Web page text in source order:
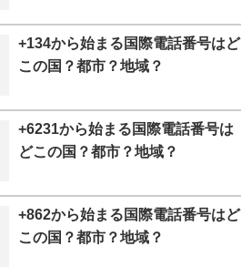
+134から始まる国際電話番号はど
この国？都市？地域？
+6231から始まる国際電話番号は
どこの国？都市？地域？
+862から始まる国際電話番号はど
この国？都市？地域？